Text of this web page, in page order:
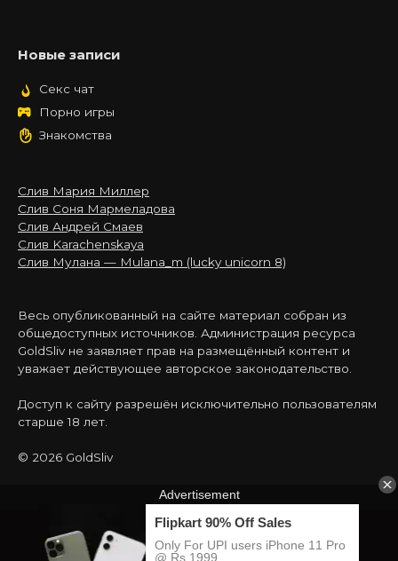
Новые записи
Секс чат
Порно игры
Знакомства
Слив Мария Миллер
Слив Соня Мармеладова
Слив Андрей Смаев
Слив Karachenskaya
Слив Мулана — Mulana_m (lucky unicorn 8)
Весь опубликованный на сайте материал собран из
общедоступных источников. Администрация ресурса
GoldSliv не заявляет прав на размещённый контент и
уважает действующее авторское законодательство.
Доступ к сайту разрешён исключительно пользователям
старше 18 лет.
© 2026 GoldSliv